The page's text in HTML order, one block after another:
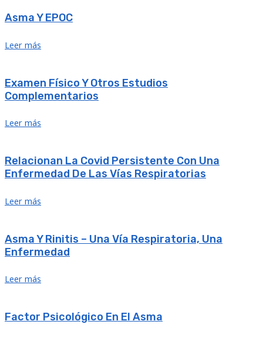
Asma Y EPOC
Leer más
Examen Físico Y Otros Estudios
Complementarios
Leer más
Relacionan La Covid Persistente Con Una
Enfermedad De Las Vías Respiratorias
Leer más
Asma Y Rinitis – Una Vía Respiratoria, Una
Enfermedad
Leer más
Factor Psicológico En El Asma